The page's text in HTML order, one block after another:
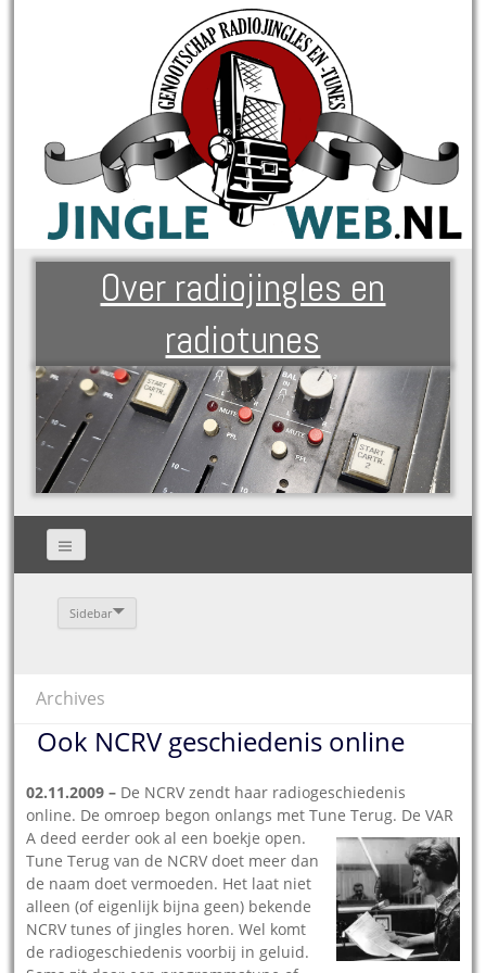
Over radiojingles en
radiotunes
Sidebar
Archives
Ook NCRV geschiedenis online
02.11.2009 – De NCRV zendt haar radiogeschiedenis
online. De omroep begon onlangs met Tune Terug. De VAR
A deed eerder ook al een boekje open.
Tune Terug van de NCRV doet meer dan
de naam doet vermoeden. Het laat niet
alleen (of eigenlijk bijna geen) bekende
NCRV tunes of jingles horen. Wel komt
de radiogeschiedenis voorbij in geluid.